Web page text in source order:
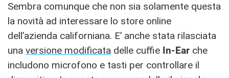
Sembra comunque che non sia solamente questa
la novità ad interessare lo store online
dell’azienda californiana. E’ anche stata rilasciata
una versione modificata delle cuffie In-Ear che
includono microfono e tasti per controllare il